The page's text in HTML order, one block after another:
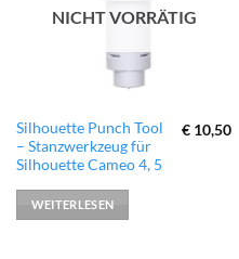
NICHT VORRÄTIG
Silhouette Punch Tool
– Stanzwerkzeug für
Silhouette Cameo 4, 5
€ 10,50
WEITERLESEN